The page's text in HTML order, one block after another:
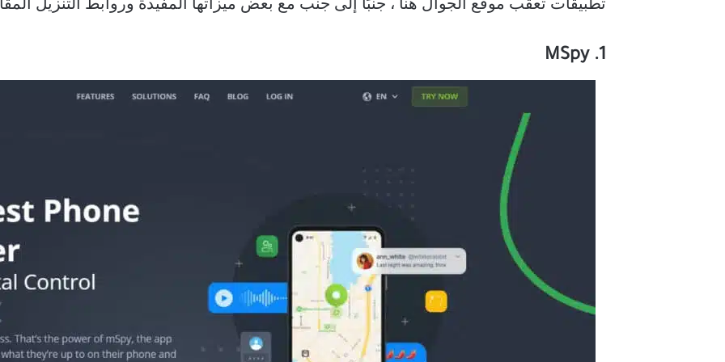
تطبيقات تعقب موقع الجوال هنا ، جنبًا إلى جنب مع بعض ميزاتها المفيدة وروابط التنزيل
1. MSpy